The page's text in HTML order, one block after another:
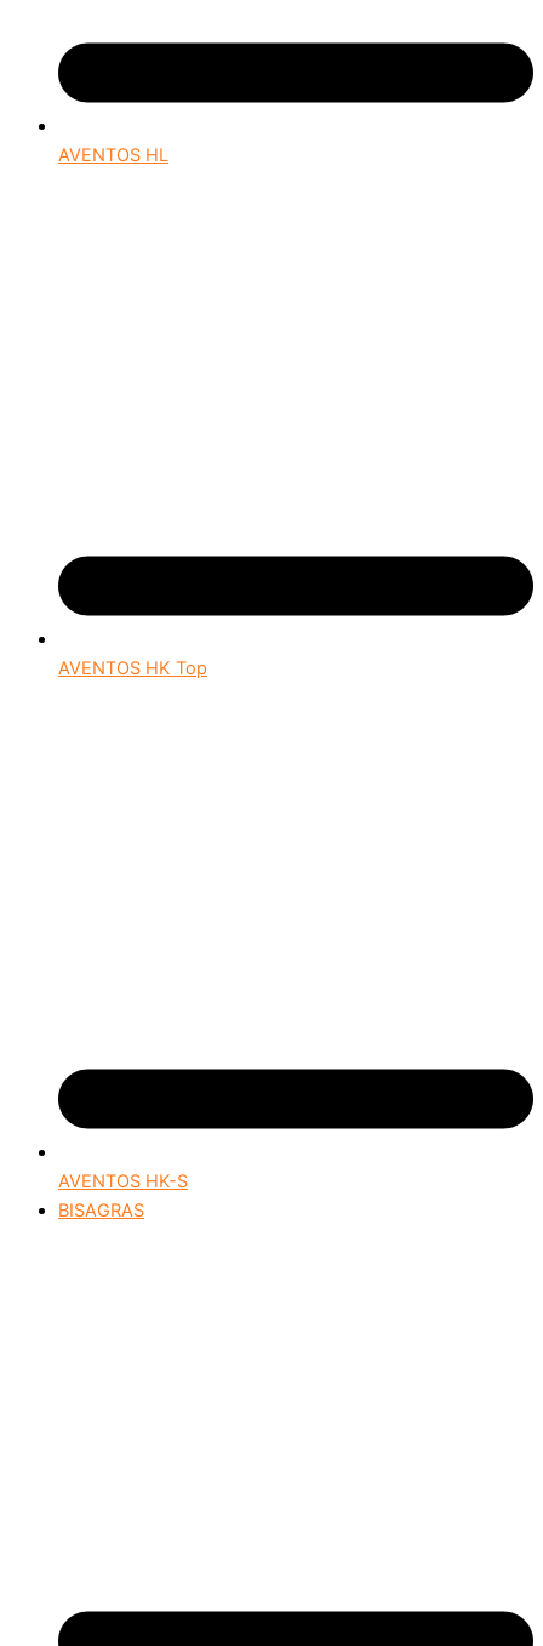
AVENTOS HL
AVENTOS HK Top
AVENTOS HK-S
BISAGRAS